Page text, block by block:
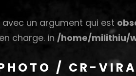
un argument qui est
charge. in /home/milithiu/
/ CR-